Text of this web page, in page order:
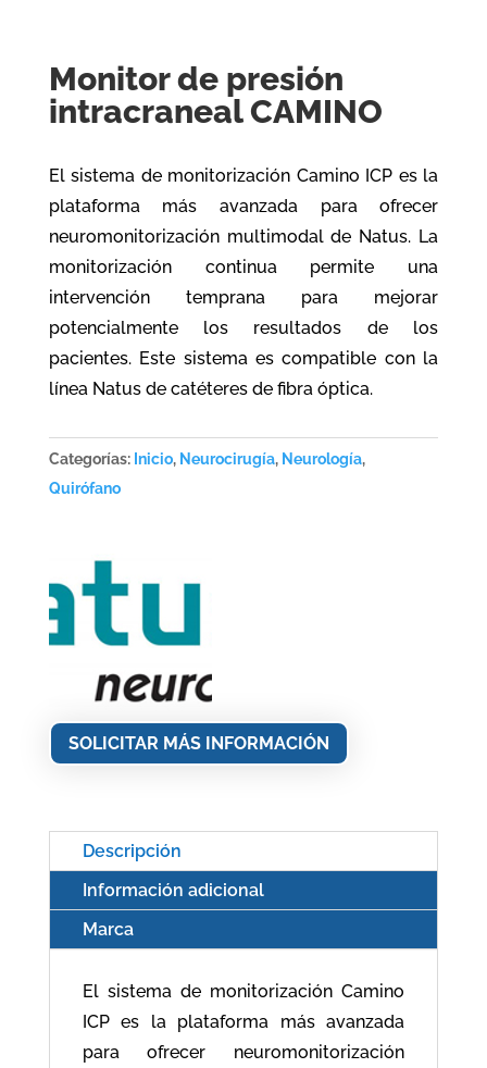
Monitor de presión
intracraneal CAMINO
El sistema de monitorización Camino ICP es la
plataforma más avanzada para ofrecer
neuromonitorización multimodal de Natus. La
monitorización continua permite una
intervención temprana para mejorar
potencialmente los resultados de los
pacientes. Este sistema es compatible con la
línea Natus de catéteres de fibra óptica.
Categorías: Inicio, Neurocirugía, Neurología,
Quirófano
SOLICITAR MÁS INFORMACIÓN
Descripción
Información adicional
Marca
El sistema de monitorización Camino
ICP es la plataforma más avanzada
para ofrecer neuromonitorización